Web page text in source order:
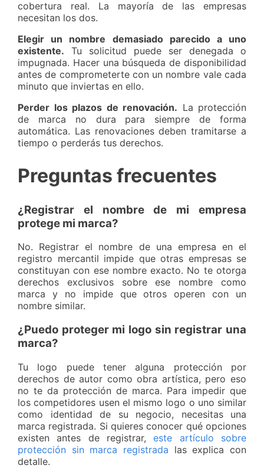
cobertura real. La mayoría de las empresas
necesitan los dos.
Elegir un nombre demasiado parecido a uno
existente. Tu solicitud puede ser denegada o
impugnada. Hacer una búsqueda de disponibilidad
antes de comprometerte con un nombre vale cada
minuto que inviertas en ello.
Perder los plazos de renovación. La protección
de marca no dura para siempre de forma
automática. Las renovaciones deben tramitarse a
tiempo o perderás tus derechos.
Preguntas frecuentes
¿Registrar el nombre de mi empresa
protege mi marca?
No. Registrar el nombre de una empresa en el
registro mercantil impide que otras empresas se
constituyan con ese nombre exacto. No te otorga
derechos exclusivos sobre ese nombre como
marca y no impide que otros operen con un
nombre similar.
¿Puedo proteger mi logo sin registrar una
marca?
Tu logo puede tener alguna protección por
derechos de autor como obra artística, pero eso
no te da protección de marca. Para impedir que
los competidores usen el mismo logo o uno similar
como identidad de su negocio, necesitas una
marca registrada. Si quieres conocer qué opciones
existen antes de registrar,este artículo sobre
protección sin marca registrada las explica con
detalle.